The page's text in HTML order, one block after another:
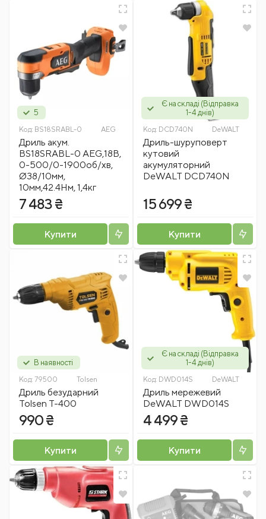
5
Код: BS18SRABL-0 AEG
Дриль акум.
BS18SRABL-0 AEG,18В,
0-500/0-1900об/хв,
Ø38/10мм,
10мм,42.4Нм, 1,4кг
7 483 ₴
Купити
Є на складі (Відправка
1-4 днів)
Код: DCD740N DeWALT
Дриль-шуруповерт
кутовий
акумуляторний
DeWALT DCD740N
15 699 ₴
Купити
В наявності
Код: 79500 Tolsen
Дриль безударний
Tolsen Т-400
990 ₴
Купити
Є на складі (Відправка
1-4 днів)
Код: DWD014S DeWALT
Дриль мережевий
DeWALT DWD014S
4 499 ₴
Купити